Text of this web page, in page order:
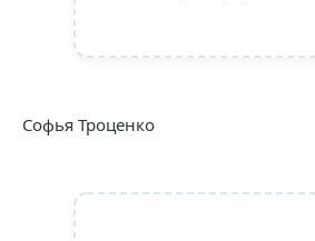
Софья Троценко